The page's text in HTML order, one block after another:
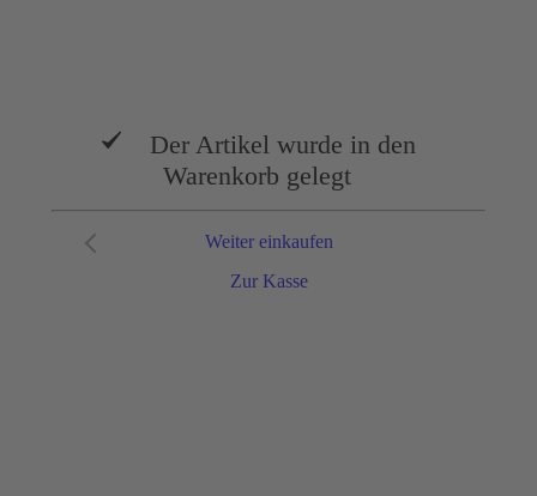
Der Artikel wurde in den
Warenkorb gelegt
Zur Kasse
Weiter einkaufen